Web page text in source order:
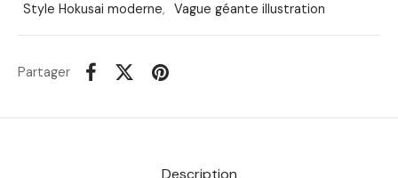
Style Hokusai moderne, Vague géante illustration
Partager